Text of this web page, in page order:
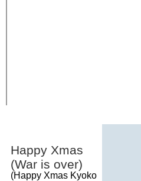
Happy Xmas
(War is over)
(Happy Xmas Kyoko